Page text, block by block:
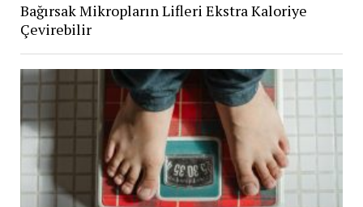
Bağırsak Mikropların Lifleri Ekstra Kaloriye
Çevirebilir